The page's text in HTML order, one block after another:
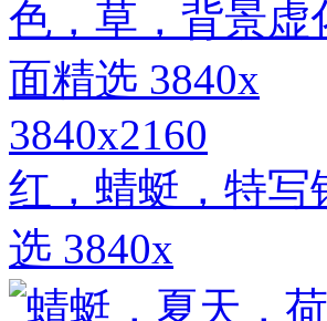
3840x2160
红，蜻蜓，特写
选 3840x